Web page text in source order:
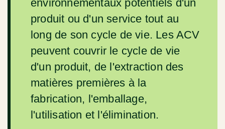
environnementaux potentiels d'un
produit ou d'un service tout au
long de son cycle de vie. Les ACV
peuvent couvrir le cycle de vie
d'un produit, de l'extraction des
matières premières à la
fabrication, l'emballage,
l'utilisation et l'élimination.